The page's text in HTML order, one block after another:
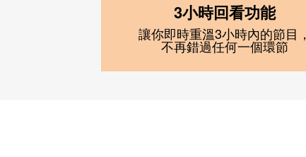
3小時回看功能
讓你即時重溫3小時內的節目，
不再錯過任何一個環節